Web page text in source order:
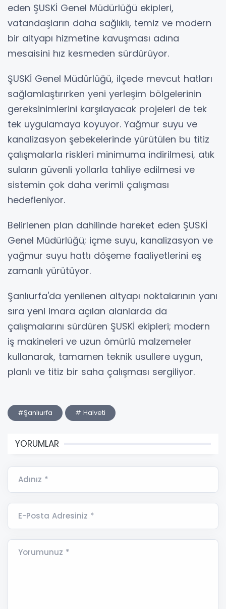
eden ŞUSKİ Genel Müdürlüğü ekipleri,
vatandaşların daha sağlıklı, temiz ve modern
bir altyapı hizmetine kavuşması adına
mesaisini hız kesmeden sürdürüyor.
ŞUSKİ Genel Müdürlüğü, ilçede mevcut hatları
sağlamlaştırırken yeni yerleşim bölgelerinin
gereksinimlerini karşılayacak projeleri de tek
tek uygulamaya koyuyor. Yağmur suyu ve
kanalizasyon şebekelerinde yürütülen bu titiz
çalışmalarla riskleri minimuma indirilmesi, atık
suların güvenli yollarla tahliye edilmesi ve
sistemin çok daha verimli çalışması
hedefleniyor.
Belirlenen plan dahilinde hareket eden ŞUSKİ
Genel Müdürlüğü; içme suyu, kanalizasyon ve
yağmur suyu hattı döşeme faaliyetlerini eş
zamanlı yürütüyor.
Şanlıurfa'da yenilenen altyapı noktalarının yanı
sıra yeni imara açılan alanlarda da
çalışmalarını sürdüren ŞUSKİ ekipleri; modern
iş makineleri ve uzun ömürlü malzemeler
kullanarak, tamamen teknik usullere uygun,
planlı ve titiz bir saha çalışması sergiliyor.
#Şanlıurfa # Halveti
YORUMLAR
Adınız *
E-Posta Adresiniz *
Yorumunuz *